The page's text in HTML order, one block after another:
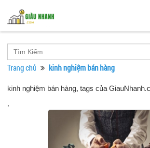
Trang chủ kinh nghiệm bán hàng
kinh nghiệm bán hàng, tags của
.